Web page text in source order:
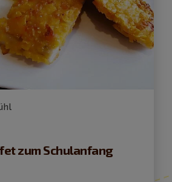
zum Schulanfang